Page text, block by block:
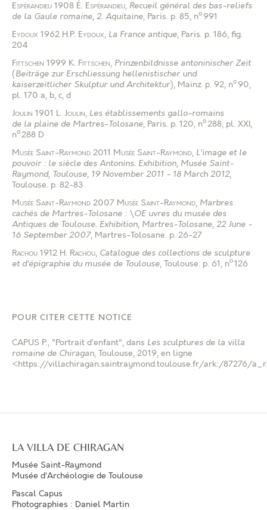
Espérandieu 1908 É. Espérandieu, Recueil général des bas-reliefs
de la Gaule romaine, 2. Aquitaine, Paris. p. 85, no 991
Eydoux 1962 H.P. Eydoux, La France antique, Paris. p. 186, fig.
204
Fittschen 1999 K. Fittschen, Prinzenbildnisse antoninischer Zeit
(Beiträge zur Erschliessung hellenistischer und
kaiserzeitlicher Skulptur und Architektur), Mainz. p. 92, no 90,
pl. 170 a, b, c, d
Joulin 1901 L. Joulin, Les établissements gallo-romains
de la plaine de Martres-Tolosane, Paris. p. 120, no288, pl. XXI,
no288 D
Musée Saint-Raymond 2011 Musée Saint-Raymond, L’image et le
pouvoir : le siècle des Antonins. Exhibition, Musée Saint-
Raymond, Toulouse, 19 November 2011 - 18 March 2012,
Toulouse. p. 82-83
Musée Saint-Raymond 2007 Musée Saint-Raymond, Marbres
cachés de Martres-Tolosane : \OE uvres du musée des
Antiques de Toulouse. Exhibition, Martres-Tolosane, 22 June -
16 September 2007, Martres-Tolosane. p. 26-27
Rachou 1912 H. Rachou, Catalogue des collections de sculpture
et d’épigraphie du musée de Toulouse, Toulouse. p. 61, no126
POUR CITER CETTE NOTICE
CAPUS P., "Portrait d’enfant", dans Les sculptures de la villa
romaine de Chiragan, Toulouse, 2019, en ligne
<https://villachiragan.saintraymond.toulouse.fr/ark:/87276/
LA VILLA DE CHIRAGAN
Musée Saint-Raymond
Musée d’Archéologie de Toulouse
Pascal Capus
Photographies : Daniel Martin